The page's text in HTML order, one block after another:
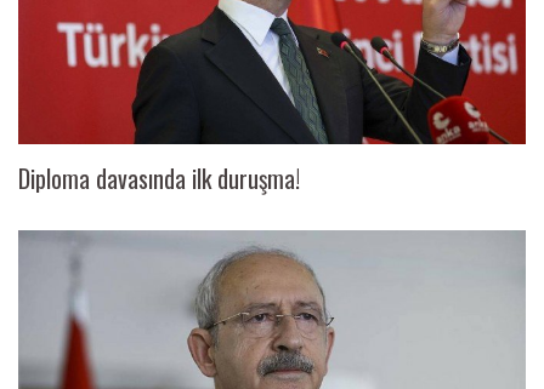
Diploma davasında ilk duruşma!